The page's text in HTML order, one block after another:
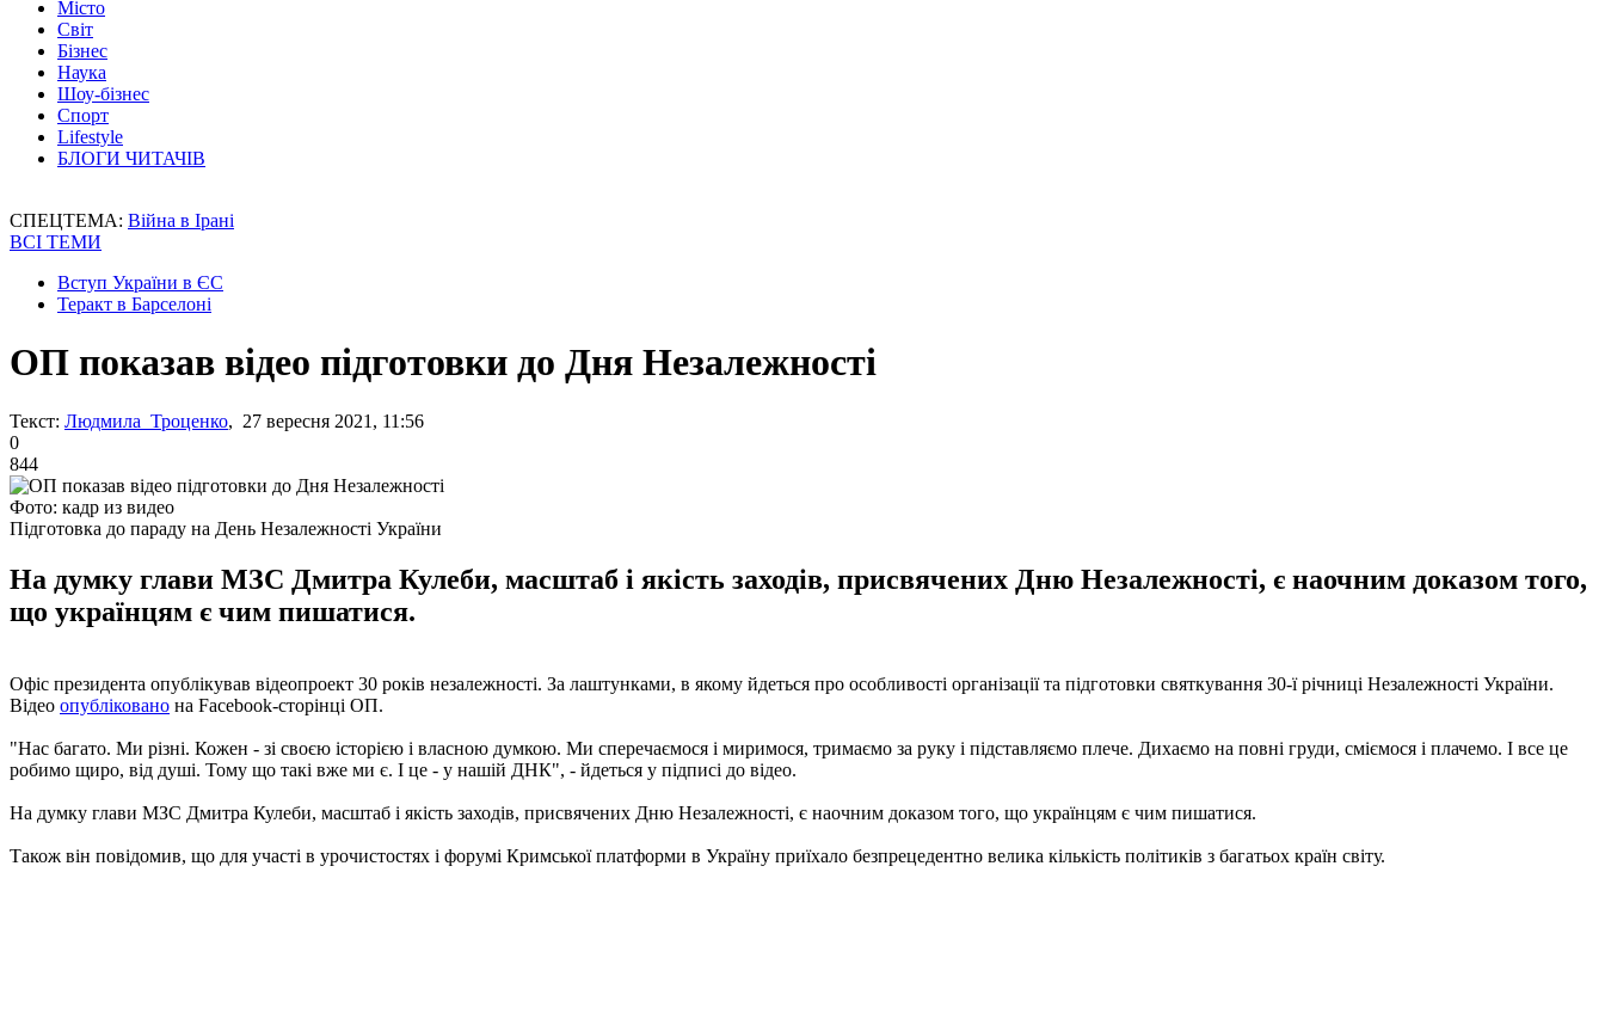
Місто
Світ
Бізнес
Наука
Шоу-бізнес
Спорт
Lifestyle
БЛОГИ ЧИТАЧІВ
СПЕЦТЕМА: Війна в Ірані
ВСІ ТЕМИ
Вступ України в ЄС
Теракт в Барселоні
ОП показав відео підготовки до Дня Незалежності
Текст: Людмила Троценко, 27 вересня 2021, 11:56
0
844
Фото: кадр из видео
Підготовка до параду на День Незалежності України
На думку глави МЗС Дмитра Кулеби, масштаб і якість заходів, присвячених Дню Незалежності, є наочним доказом того,
що українцям є чим пишатися.
Офіс президента опублікував відеопроект 30 років незалежності. За лаштунками, в якому йдеться про особливості організації та підготовки святкування 30-ї річниці Незалежності України.
Відео опубліковано на Facebook-сторінці ОП.
"Нас багато. Ми різні. Кожен - зі своєю історією і власною думкою. Ми сперечаємося і миримося, тримаємо за руку і підставляємо плече. Дихаємо на повні груди, сміємося і плачемо. І все це
робимо щиро, від душі. Тому що такі вже ми є. І це - у нашій ДНК", - йдеться у підписі до відео.
На думку глави МЗС Дмитра Кулеби, масштаб і якість заходів, присвячених Дню Незалежності, є наочним доказом того, що українцям є чим пишатися.
Також він повідомив, що для участі в урочистостях і форумі Кримської платформи в Україну приїхало безпрецедентно велика кількість політиків з багатьох країн світу.